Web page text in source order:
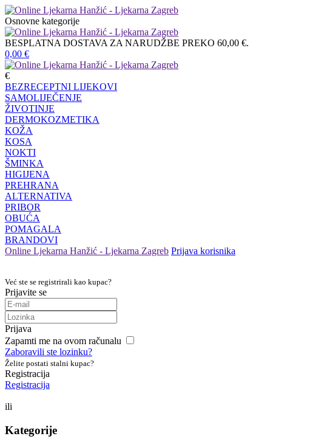
Osnovne kategorije
BESPLATNA DOSTAVA ZA NARUDŽBE PREKO 60,00 €.
0,00 €
€
BEZRECEPTNI LIJEKOVI
SAMOLIJEČENJE
ŽIVOTINJE
DERMOKOZMETIKA
KOŽA
KOSA
NOKTI
ŠMINKA
HIGIJENA
PREHRANA
ALTERNATIVA
PRIBOR
OBUĆA
POMAGALA
BRANDOVI
Online Ljekarna Hanžić - Ljekarna Zagreb Prijava korisnika
Već ste se registrirali kao kupac?
Prijavite se
Prijava
Zapamti me na ovom računalu
Zaboravili ste lozinku?
Želite postati stalni kupac?
Registracija
Registracija
ili
Kategorije